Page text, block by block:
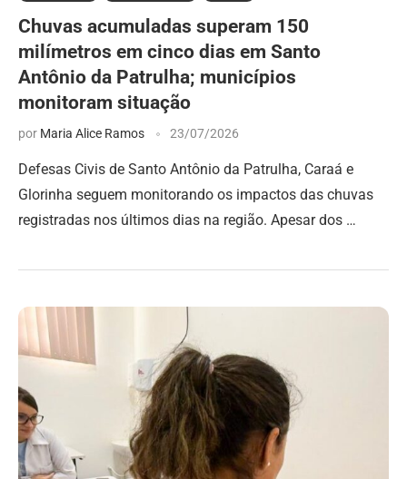
Chuvas acumuladas superam 150
milímetros em cinco dias em Santo
Antônio da Patrulha; municípios
monitoram situação
por Maria Alice Ramos 23/07/2026
Defesas Civis de Santo Antônio da Patrulha, Caraá e
Glorinha seguem monitorando os impactos das chuvas
registradas nos últimos dias na região. Apesar dos …